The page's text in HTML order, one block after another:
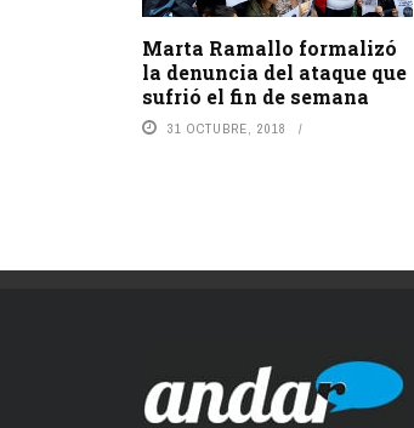
Marta Ramallo formalizó
la denuncia del ataque que
sufrió el fin de semana
31 OCTUBRE, 2018